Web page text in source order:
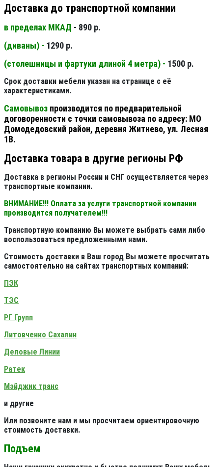
Доставка до транспортной компании
в пределах МКАД - 890 р.
(диваны) - 1290 р.
(столешницы и фартуки длиной 4 метра) - 1500 р.
Срок доставки мебели указан на странице с её
характеристиками.
Самовывоз производится по предварительной
договоренности с точки самовывоза по адресу: МО
Домодедовский район, деревня Житнево, ул. Лесная
1В.
Доставка товара в другие регионы РФ
Доставка в регионы России и СНГ осуществляется через
транспортные компании.
ВНИМАНИЕ!!! Оплата за услуги транспортной компании
производится получателем!!!
Транспортную компанию Вы можете выбрать сами либо
воспользоваться предложенными нами.
Стоимость доставки в Ваш город Вы можете просчитать
самостоятельно на сайтах транспортных компаний:
ПЭК
ТЭС
РГ Групп
Литовченко Сахалин
Деловые Линии
Ратек
Мэйджик транс
и другие
Или позвоните нам и мы просчитаем ориентировочную
стоимость доставки.
Подъем